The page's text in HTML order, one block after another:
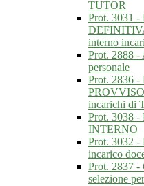
TUTOR
Prot. 3031
interno
Prot. 2888 -
personale
Prot. 2836
incarichi di
Prot. 3038 -
INTERNO
Prot. 3032 -
incarico
Prot. 2837
selezione